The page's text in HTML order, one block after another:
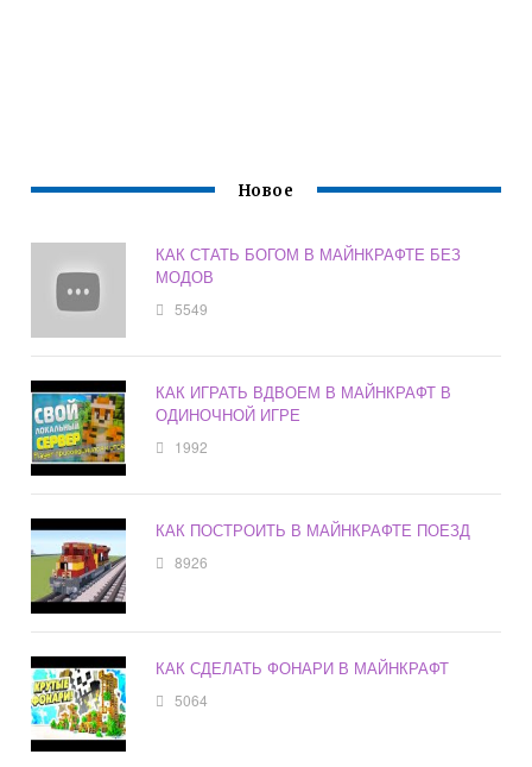
Новое
КАК СТАТЬ БОГОМ В МАЙНКРАФТЕ БЕЗ
МОДОВ
5549
КАК ИГРАТЬ ВДВОЕМ В МАЙНКРАФТ В
ОДИНОЧНОЙ ИГРЕ
1992
КАК ПОСТРОИТЬ В МАЙНКРАФТЕ ПОЕЗД
8926
КАК СДЕЛАТЬ ФОНАРИ В МАЙНКРАФТ
5064